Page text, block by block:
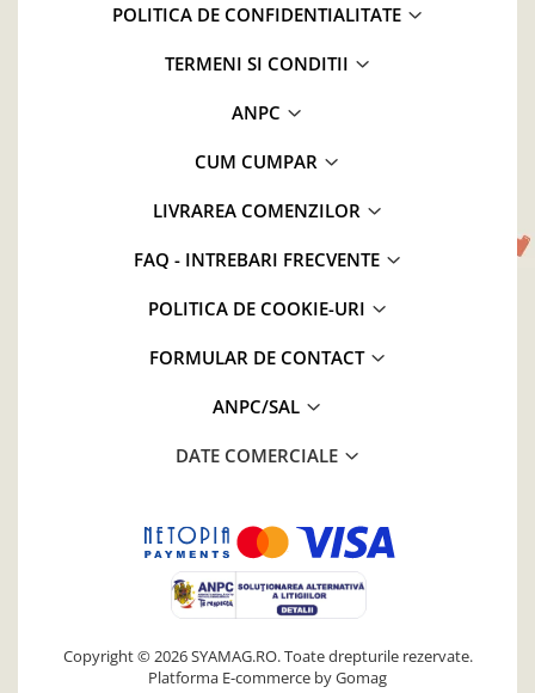
POLITICA DE CONFIDENTIALITATE
TERMENI SI CONDITII
ANPC
CUM CUMPAR
LIVRAREA COMENZILOR
FAQ - INTREBARI FRECVENTE
POLITICA DE COOKIE-URI
FORMULAR DE CONTACT
ANPC/SAL
DATE COMERCIALE
Copyright © 2026 SYAMAG.RO. Toate drepturile rezervate.
Platforma E-commerce by Gomag